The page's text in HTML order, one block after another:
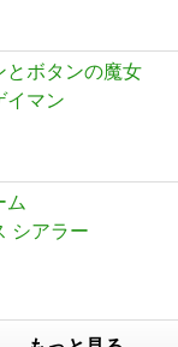
とボタンの魔女
イマン
ム
シアラー